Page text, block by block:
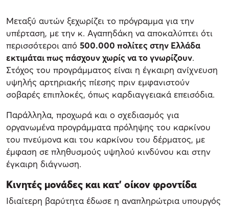
Μεταξύ αυτών ξεχωρίζει το πρόγραμμα για την
υπέρταση, με την κ. Αγαπηδάκη να αποκαλύπτει ότι
περισσότεροι από 500.000 πολίτες στην Ελλάδα
εκτιμάται πως πάσχουν χωρίς να το γνωρίζουν.
Στόχος του προγράμματος είναι η έγκαιρη ανίχνευση
υψηλής αρτηριακής πίεσης πριν εμφανιστούν
σοβαρές επιπλοκές, όπως καρδιαγγειακά επεισόδια.
Παράλληλα, προχωρά και ο σχεδιασμός για
οργανωμένα προγράμματα πρόληψης του καρκίνου
του πνεύμονα και του καρκίνου του δέρματος, με
έμφαση σε πληθυσμούς υψηλού κινδύνου και στην
έγκαιρη διάγνωση.
Κινητές μονάδες και κατ’ οίκον φροντίδα
Ιδιαίτερη βαρύτητα έδωσε η αναπληρώτρια υπουργός